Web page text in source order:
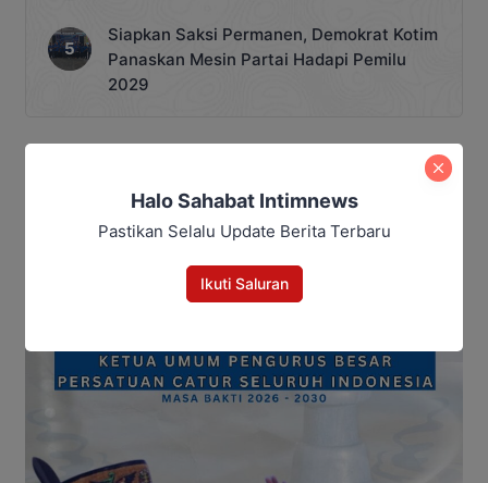
Siapkan Saksi Permanen, Demokrat Kotim
Panaskan Mesin Partai Hadapi Pemilu
2029
Halo Sahabat Intimnews
Pastikan Selalu Update Berita Terbaru
Ikuti Saluran